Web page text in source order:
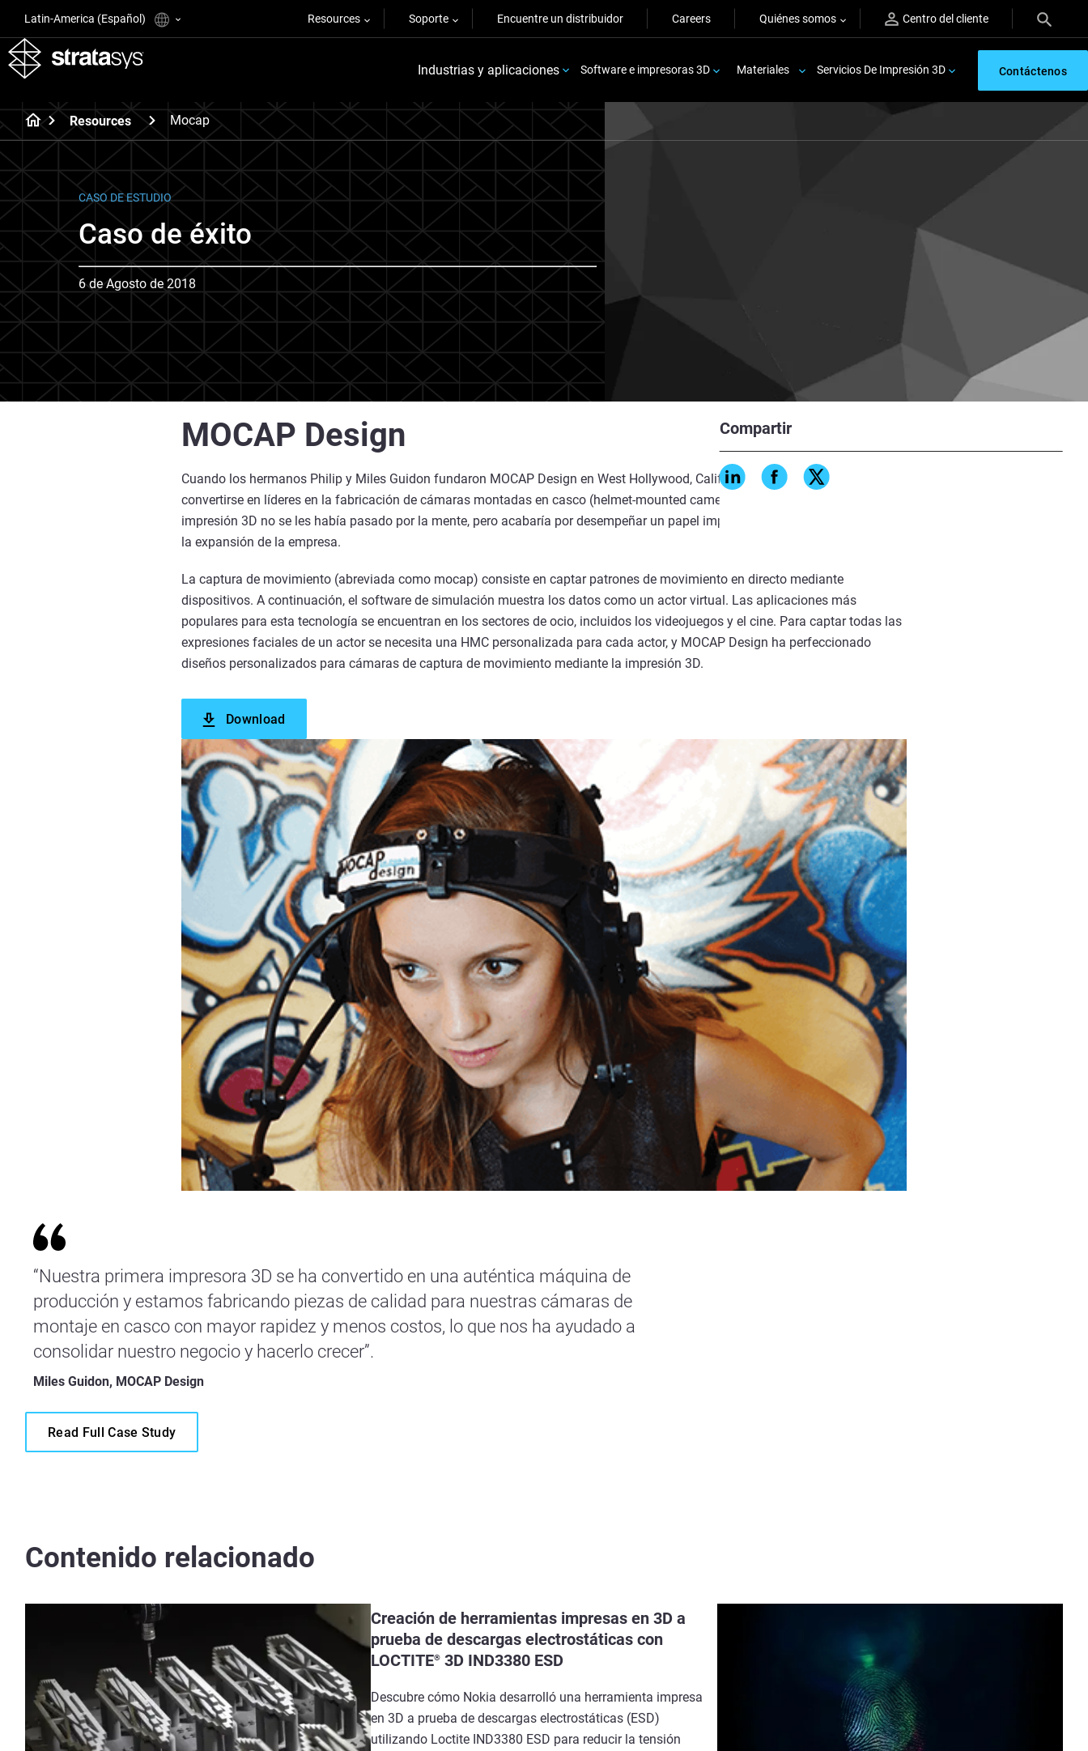
Latin-America (Español) Resources Soporte Encuentre un distribuidor Careers Quiénes somos Centro del cliente
Industrias y aplicaciones Software e impresoras 3D Materiales Servicios De Impresión 3D Contáctenos
Resources Mocap
CASO DE ESTUDIO
Caso de éxito
6 de Agosto de 2018
Compartir
MOCAP Design
Cuando los hermanos Philip y Miles Guidon fundaron MOCAP Design en West Hollywood, California, en 2011, su sueño era
convertirse en líderes en la fabricación de cámaras montadas en casco (helmet-mounted camera, HMC). En aquel momento, la
impresión 3D no se les había pasado por la mente, pero acabaría por desempeñar un papel importante en las operaciones y en
la expansión de la empresa.
La captura de movimiento (abreviada como mocap) consiste en captar patrones de movimiento en directo mediante
dispositivos. A continuación, el software de simulación muestra los datos como un actor virtual. Las aplicaciones más
populares para esta tecnología se encuentran en los sectores de ocio, incluidos los videojuegos y el cine. Para captar todas las
expresiones faciales de un actor se necesita una HMC personalizada para cada actor, y MOCAP Design ha perfeccionado
diseños personalizados para cámaras de captura de movimiento mediante la impresión 3D.
Download
“Nuestra primera impresora 3D se ha convertido en una auténtica máquina de
producción y estamos fabricando piezas de calidad para nuestras cámaras de
montaje en casco con mayor rapidez y menos costos, lo que nos ha ayudado a
consolidar nuestro negocio y hacerlo crecer”.
Miles Guidon, MOCAP Design
Read Full Case Study
Contenido relacionado
Creación de herramientas impresas en 3D a
prueba de descargas electrostáticas con
LOCTITE® 3D IND3380 ESD
Descubre cómo Nokia desarrolló una herramienta impresa
en 3D a prueba de descargas electrostáticas (ESD)
utilizando Loctite IND3380 ESD para reducir la tensión